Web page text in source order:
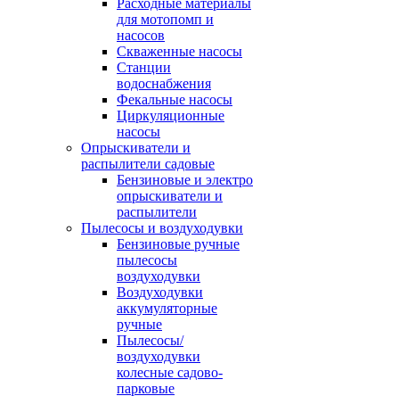
Расходные материалы
для мотопомп и
насосов
Скваженные насосы
Станции
водоснабжения
Фекальные насосы
Циркуляционные
насосы
Опрыскиватели и
распылители садовые
Бензиновые и электро
опрыскиватели и
распылители
Пылесосы и воздуходувки
Бензиновые ручные
пылесосы
воздуходувки
Воздуходувки
аккумуляторные
ручные
Пылесосы/
воздуходувки
колесные садово-
парковые